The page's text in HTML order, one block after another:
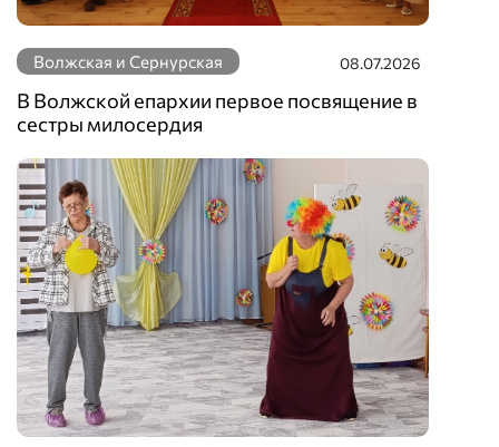
Волжская и Сернурская 08.07.2026
В Волжской епархии первое посвящение в
сестры милосердия